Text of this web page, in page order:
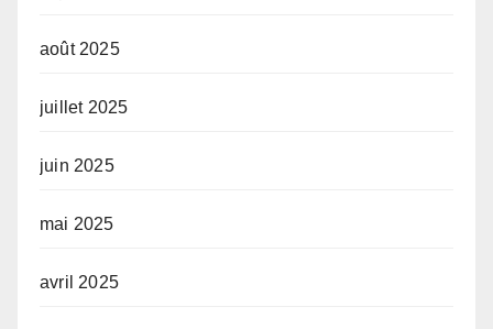
août 2025
juillet 2025
juin 2025
mai 2025
avril 2025